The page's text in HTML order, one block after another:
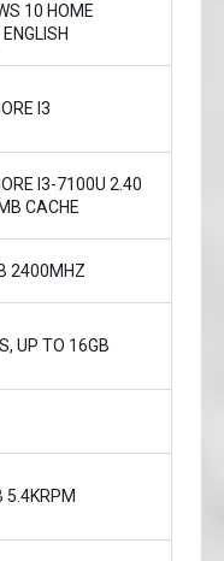
10 HOME
I3
I3-7100U 2.40
CACHE
2400MHZ
UP TO 16GB
5.4KRPM